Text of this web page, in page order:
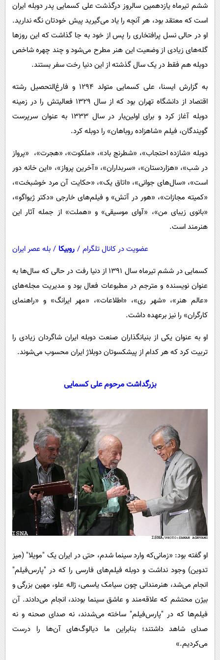
سرگرمی
فناوری
گوناگون
فرهنگی
بین الملل
اجتماعی
حیات وحش
سیاست خارجی
پیامک
روانشناسی
آشپزی
ششم تیرماه یازدهمین سالروز درگذشت علی کسمایی پدر دوبله ایران
است که معتقد بود، هر آنچه را یاد می‌گیرید پیش خودتان نگه ندارید.
او در حالی نسل پرافتخاری را پس از خود به جا گذاشت که این روزها
گله‌های زیادی از وضعیت این هنر مطرح می‌شود و چند چهره شاخص
دوبله هم فقط در یک سال گذشته از این دنیا رخت سفر بستند.
به گزارش ایسنا، علی کسمایی متولد ۱۲۹۴ و فارغ‌التحصیل رشته‌
اقتصاد از دانشگاه تهران بود که از سال ۱۳۲۹ فعالیتش را در زمینه‌
دوبله آغاز کرد و برای اولین‌بار در سال ۱۳۳۳ به عنوان سرپرست
گویندگان، فیلم «شاهزاده‌ روباهان» را دوبله کرد.
دوبله‌ «شازده احتجاب»، «شطرنج باد»، «ملکوت»، «هجرت»، ‌ «پرواز
در شب»، «هزاردستان»، «سربداران»، «آخرین پرواز»، «این خانه دور
است»، «سال‌های جوانی»، «اتاق یک»، «حکایت آن مرد خوشبخت»،
«کمیته‌ مجازات»، «هور در آتش» و فیلم‌های خارجی «دکتر ژیواگو»،
«بانوی زیبای من»، «آوای موسیقی» و «هملت» از جمله آثار این
هنرمند است.
عضویت در کانال تلگرام / روبیکا / بله عصر ایران
کسمایی در ششم تیرماه سال ۱۳۹۱ از دنیا رفت در حالی که سال‌ها به
عنوان نویسنده و مترجم در مطبوعات فعال بود و مدیریت مجله‌های
«عالم هنر»، «شهر ری»، «اطلاعات»، «مهر ایرانگ» و «راهنمای
کارگران» را نیز برعهده داشت.
او به عنوان یکی از بنیانگذاران صنعت دوبله ایران شاگردان زیادی را
تربیت کرد که هر کدام از پیشکسوتان دوبلاژ ایران محسوب می‌شوند.
بزرگداشت مرحوم علی کسمایی
او گفته بود: «زمانی‌که وارد سینما شدم، حتی در ایران یک "مویلا" (میز
تدوین) وجود نداشت و دوبله‌ فیلم‌های فارسی را که در "پارس‌فیلم"
انجام می‌شد، هنرمندانی چون سیامک یاسمی، ژاله علو، مهین بزرگی و
بیژن محتشم که علاقه‌مند و عاشق سینما بودند، انجام می‌دادند. آن
فیلم‌ها که در "پارس‌فیلم" ساخته می‌شدند، نه صدای صحنه و نه
صدای شاهد داشتند؛ بنابراین ما دیالوگ‌های آن‌ها را درست
می‌کردیم.»